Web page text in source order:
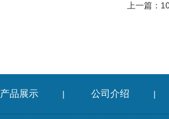
上一篇：
产品展示 | 公司介绍 |